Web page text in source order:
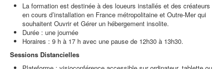
La formation est destinée à des loueurs installés et des créateurs
en cours d’installation en France métropolitaine et Outre-Mer qui
souhaitent Ouvrir et Gérer un hébergement insolite.
Durée : une journée
Horaires : 9 h à 17 h avec une pause de 12h30 à 13h30.
Sessions Distancielles